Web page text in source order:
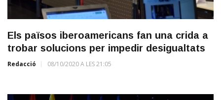
Els països iberoamericans fan una crida a
trobar solucions per impedir desigualtats
Redacció 08/10/2020 A LES 21:05